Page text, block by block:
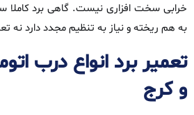
خرابی سخت‌ افزاری نیست. گاهی برد کاملا
به‌ هم ریخته و نیاز به تنظیم مجدد دارد نه
تعمیر برد انواع درب
و کرج